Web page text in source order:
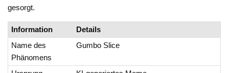
gesorgt.
Information
Details
Name des
Phänomens
Gumbo Slice